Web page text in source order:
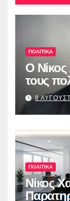
ΠΟΛΙΤΙΚΑ
O
τους
8
ΠΟΛΙΤΙΚΑ
Νίκος